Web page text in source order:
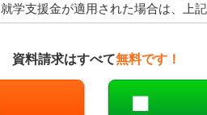
学支援金が適用された場合は、上
資料請求はすべて無料です！